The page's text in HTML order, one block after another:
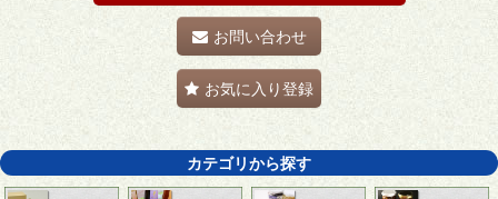
お問い合わせ
お気に入り登録
カテゴリから探す